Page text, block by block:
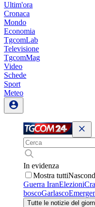
Ultim'ora
Cronaca
Mondo
Economia
TgcomLab
Televisione
TgcomMag
Video
Schede
Sport
Meteo
In evidenza
Mostra tutti
Guerra IranElezioni
boscoGarlasco
Tutte le notizie del